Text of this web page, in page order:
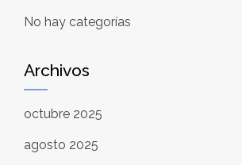
No hay categorías
Archivos
octubre 2025
agosto 2025